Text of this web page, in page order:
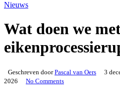
Nieuws
Wat doen we
Geschreven door Pascal van Oers 3
2026
No Comments